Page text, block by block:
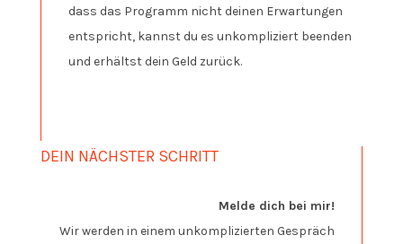
dass das Programm nicht deinen Erwartungen
entspricht, kannst du es unkompliziert beenden
und erhältst dein Geld zurück.
DEIN NÄCHSTER SCHRITT
Melde dich bei mir!
Wir werden in einem unkomplizierten Gespräch